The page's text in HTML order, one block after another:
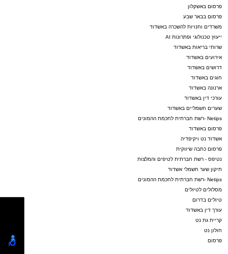
פרסום באשקלון
פרסום בבאר שבע
משרדים וחנויות להשכרה באשדוד
ייעוץ טכנולוגי ופתרונות AI
שרותי בריאות באשדוד
אירועים באשדוד
דרושים באשדוד
חוגים באשדוד
ארנונה באשדוד
עורכי דין באשדוד
שערים חשמליים באשדוד
Netips -רשת חברתית לחכמת ההמונים
פרסום באשדוד
אשדוד נט ויקיפדיה
פרסום כתבה שיווקית
נטיפס - רשת חברתית לטיפים והמלצות
תיקון שער חשמלי אשדוד
Netips -רשת חברתית לחכמת ההמונים
מסלולים לטיולים
טיולים בדרום
עורך דין באשדוד
קריית גת נט
חולון נט
פרסום